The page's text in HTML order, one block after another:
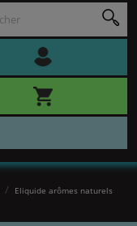
Eliquide arômes naturels